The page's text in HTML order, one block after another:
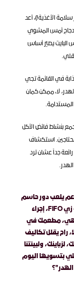
استخدام الأكل المطبوخ السليم اللي باقي. ممكن دجاج أمس المشوي
يتقطع ويصير أساس ساندويتش مميز جديد، أو رز أمس البايت يصير أساس
أحياناً، أكثر الأطباق الفريدة والجذابة في القائمة تجي
من إعادة الاستخدام المبتكرة. هالشي مو بس يقلل الهدر، لا، ممكن كمان
المستدامة.
في قطر، منظمات زي "وهاب" (Wahab) تجمع بنشاط فائض الأكل
الطازج من الفنادق والمطاعم لإعادة توزيعه على المحتاجين. استكشاف
هدر الأكل هو تحدي عالمي كبير، وقطاع المطاعم يلعب دور حاسم
قطر ما راح يعمل بشكل أكثر استدامة وبس، لا، راح يقلل تكاليف
اللي نتشاطرها! طيب، وش الخطوة الصغيرة اللي بتسويها اليوم